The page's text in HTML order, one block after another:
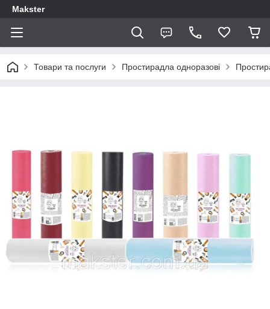
Makster
Товари та послуги Простирадла одноразові